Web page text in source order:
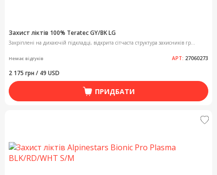
Захист ліктів 100% Teratec GY/BK LG
Закріплені на дихаючій підкладці, відкрита сітчаста структура захисників гр...
Немає відгуків АРТ: 27060273
2 175 грн / 49 USD
ПРИДБАТИ